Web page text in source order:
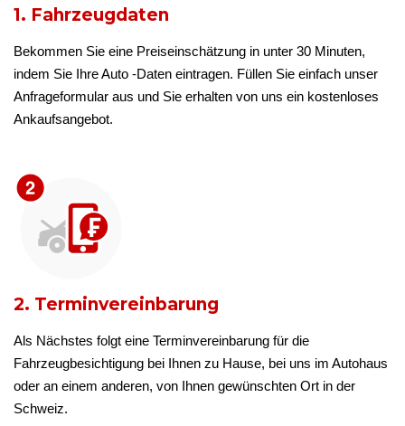
1. Fahrzeugdaten
Bekommen Sie eine Preiseinschätzung in unter 30 Minuten,
indem Sie Ihre Auto -Daten eintragen. Füllen Sie einfach unser
Anfrageformular aus und Sie erhalten von uns ein kostenloses
Ankaufsangebot.
2. Terminvereinbarung
Als Nächstes folgt eine Terminvereinbarung für die
Fahrzeugbesichtigung bei Ihnen zu Hause, bei uns im Autohaus
oder an einem anderen, von Ihnen gewünschten Ort in der
Schweiz.